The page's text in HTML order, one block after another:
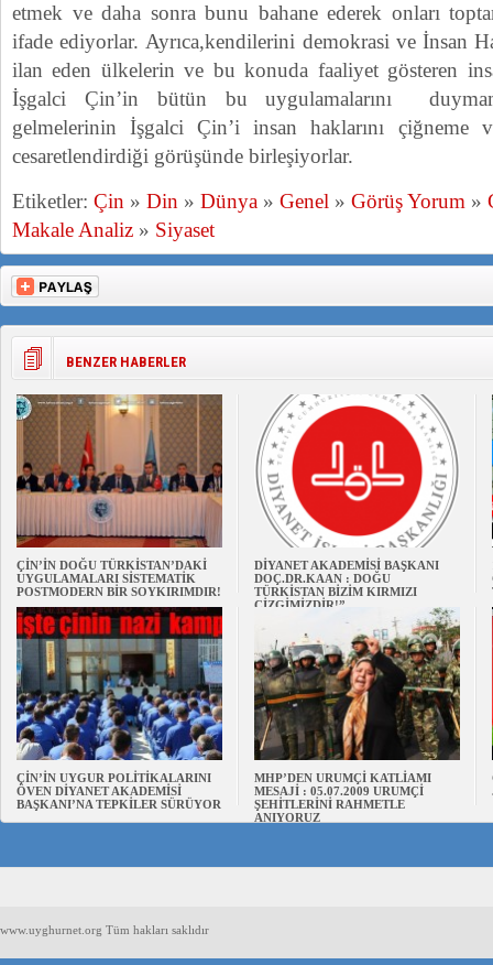
etmek ve daha sonra bunu bahane ederek onları
ifade ediyorlar. Ayrıca,kendilerini demokrasi ve İnsan
ilan eden ülkelerin ve bu konuda faaliyet gösteren
İşgalci Çin’in bütün bu uygulamalarını
gelmelerinin İşgalci Çin’i insan haklarını çiğneme
cesaretlendirdiği görüşünde birleşiyorlar.
Etiketler: Çin » Din » Dünya » Genel » Görüş Yorum »
Makale Analiz » Siyaset
BENZER HABERLER
ÇİN’İN DOĞU TÜRKİSTAN’DAKİ
UYGULAMALARI SİSTEMATİK
POSTMODERN BİR SOYKIRIMDIR!
DİYANET AKADEMİSİ BAŞKANI
DOÇ.DR.KAAN : DOĞU
TÜRKİSTAN BİZİM KIRMIZI
ÇİZGİMİZDİR!”
ÇİN’İN UYGUR POLİTİKALARINI
ÖVEN DİYANET AKADEMİSİ
BAŞKANI’NA TEPKİLER SÜRÜYOR
MHP’DEN URUMÇİ KATLİAMI
MESAJİ : 05.07.2009 URUMÇİ
ŞEHİTLERİNİ RAHMETLE
ANIYORUZ
www.uyghurnet.org Tüm hakları saklıdır